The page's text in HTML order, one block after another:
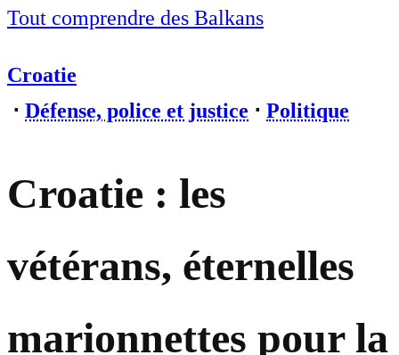
Tout comprendre des Balkans
Croatie
⋅ Défense, police et justice ⋅ Politique
Croatie : les
vétérans, éternelles
marionnettes pour la